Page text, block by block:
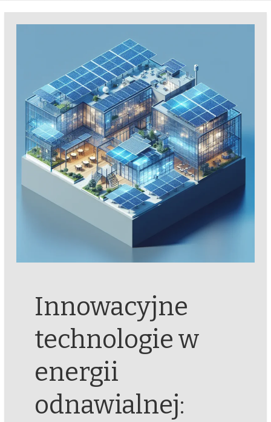
Innowacyjne
technologie w
energii
odnawialnej: